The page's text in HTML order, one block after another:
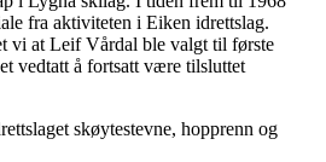
fra aktiviteten i Eiken idrettslag.
vi at Leif Vårdal ble valgt til første
vedtatt å fortsatt være tilsluttet
skøytestevne, hopprenn og